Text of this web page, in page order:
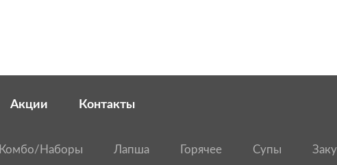
Акции Контакты
Комбо/Наборы Лапша Горячее Супы